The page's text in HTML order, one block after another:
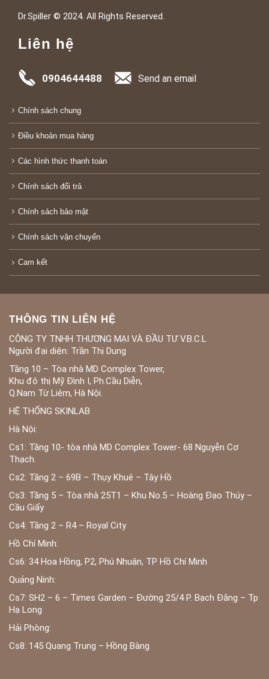
Dr.Spiller © 2024. All Rights Reserved.
Liên hệ
0904644488 Send an email
Chính sách chung
Điều khoản mua hàng
Các hình thức thanh toán
Chính sách đổi trả
Chính sách bảo mật
Chính sách vận chuyển
Cam kết
THÔNG TIN LIÊN HỆ
CÔNG TY TNHH THƯƠNG MẠI VÀ ĐẦU TƯ V.B.C.L
Người đại diện: Trần Thị Dung
Tầng 10 – Tòa nhà MD Complex Tower,
Khu đô thị Mỹ Đình I, Ph.Cầu Diễn,
Q.Nam Từ Liêm, Hà Nội.
HỆ THỐNG SKINLAB
Hà Nội:
Cs1: Tầng 10- tòa nhà MD Complex Tower- 68 Nguyễn Cơ
Thạch.
Cs2: Tầng 2 – 69B – Thụy Khuê – Tây Hồ
Cs3: Tầng 5 – Tòa nhà 25T1 – Khu No.5 – Hoàng Đạo Thúy –
Cầu Giấy
Cs4: Tầng 2 – R4 – Royal City
Hồ Chí Minh:
Cs6: 34 Hoa Hồng, P2, Phú Nhuận, TP Hồ Chí Minh
Quảng Ninh:
Cs7: SH2 – 6 – Times Garden – Đường 25/4 P. Bạch Đằng – Tp
Hạ Long
Hải Phòng:
Cs8: 145 Quang Trung – Hồng Bàng